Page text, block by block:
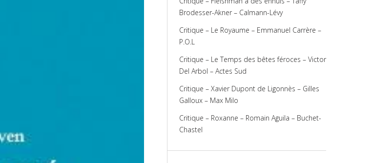
Brodesser-Akner – Calmann-Lévy
Critique – Le Royaume – Emmanuel Carrère –
P.O.L
Critique – Le Temps des bêtes féroces – Victor
Del Arbol – Actes Sud
Critique – Xavier Dupont de Ligonnès – Gilles
Galloux – Max Milo
Critique – Roxanne – Romain Aguila – Buchet-
Chastel